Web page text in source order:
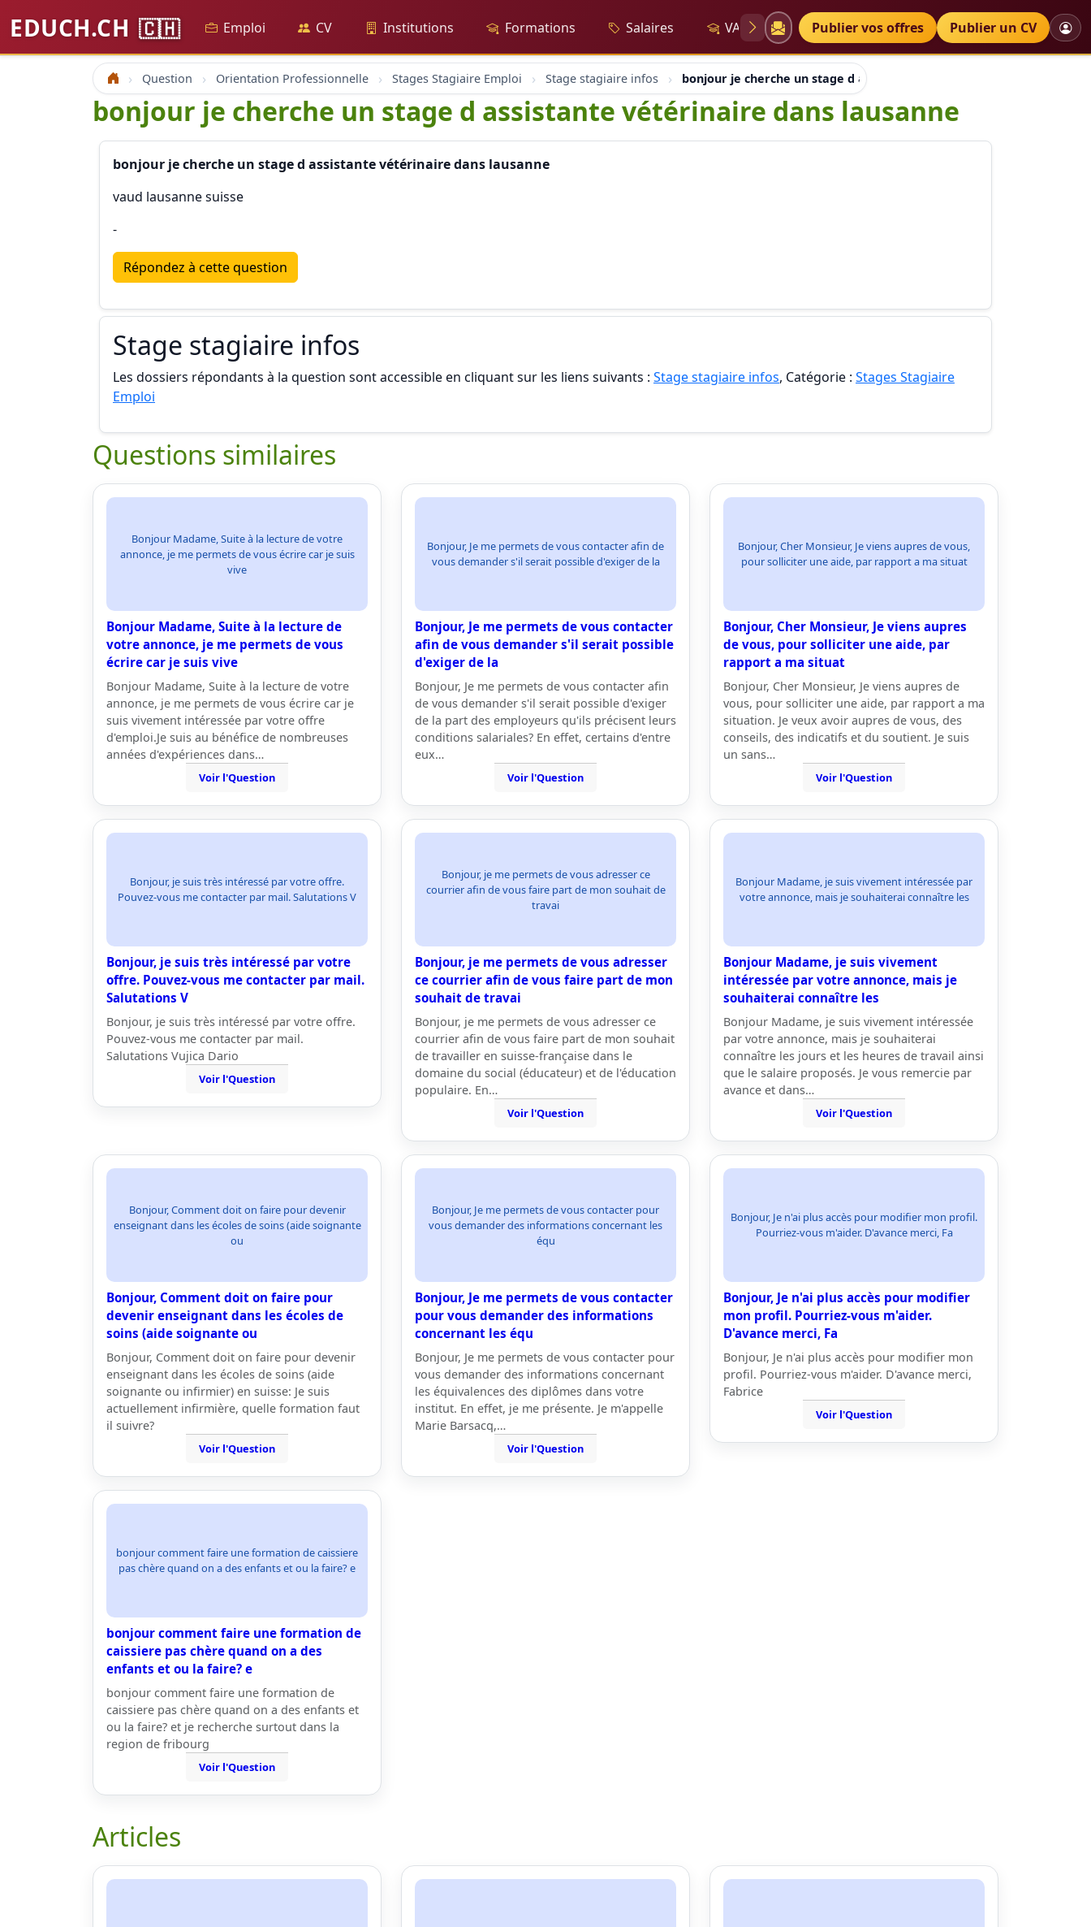
EDUCH.CH 🇨🇭 Emploi CV Institutions Formations Salaires VAE Diplômes Petites annonces
Publier vos offres Publier un CV
Accueil Question Orientation Professionnelle Stages Stagiaire Emploi Stage stagiaire infos bonjour je cherche un stage d assistante vétérinaire dans lausanne
bonjour je cherche un stage d assistante vétérinaire dans lausanne
bonjour je cherche un stage d assistante vétérinaire dans lausanne
vaud lausanne suisse
-
Répondez à cette question
Stage stagiaire infos
Les dossiers répondants à la question sont accessible en cliquant sur les liens suivants : Stage stagiaire infos, Catégorie : Stages Stagiaire
Emploi
Questions similaires
Bonjour Madame, Suite à la lecture de votre
annonce, je me permets de vous écrire car je suis
vive
Bonjour Madame, Suite à la lecture de
votre annonce, je me permets de vous
écrire car je suis vive
Bonjour Madame, Suite à la lecture de votre
annonce, je me permets de vous écrire car je
suis vivement intéressée par votre offre
d'emploi.Je suis au bénéfice de nombreuses
années d'expériences dans…
Voir l'Question
Bonjour, Je me permets de vous contacter afin de
vous demander s'il serait possible d'exiger de la
Bonjour, Je me permets de vous contacter
afin de vous demander s'il serait possible
d'exiger de la
Bonjour, Je me permets de vous contacter afin
de vous demander s'il serait possible d'exiger
de la part des employeurs qu'ils précisent leurs
conditions salariales? En effet, certains d'entre
eux…
Voir l'Question
Bonjour, Cher Monsieur, Je viens aupres de vous,
pour solliciter une aide, par rapport a ma situat
Bonjour, Cher Monsieur, Je viens aupres
de vous, pour solliciter une aide, par
rapport a ma situat
Bonjour, Cher Monsieur, Je viens aupres de
vous, pour solliciter une aide, par rapport a ma
situation. Je veux avoir aupres de vous, des
conseils, des indicatifs et du soutient. Je suis
un sans…
Voir l'Question
Bonjour, je suis très intéressé par votre offre.
Pouvez-vous me contacter par mail. Salutations V
Bonjour, je suis très intéressé par votre
offre. Pouvez-vous me contacter par mail.
Salutations V
Bonjour, je suis très intéressé par votre offre.
Pouvez-vous me contacter par mail.
Salutations Vujica Dario
Voir l'Question
Bonjour, je me permets de vous adresser ce
courrier afin de vous faire part de mon souhait de
travai
Bonjour, je me permets de vous adresser
ce courrier afin de vous faire part de mon
souhait de travai
Bonjour, je me permets de vous adresser ce
courrier afin de vous faire part de mon souhait
de travailler en suisse-française dans le
domaine du social (éducateur) et de l'éducation
populaire. En…
Voir l'Question
Bonjour Madame, je suis vivement intéressée par
votre annonce, mais je souhaiterai connaître les
Bonjour Madame, je suis vivement
intéressée par votre annonce, mais je
souhaiterai connaître les
Bonjour Madame, je suis vivement intéressée
par votre annonce, mais je souhaiterai
connaître les jours et les heures de travail ainsi
que le salaire proposés. Je vous remercie par
avance et dans…
Voir l'Question
Bonjour, Comment doit on faire pour devenir
enseignant dans les écoles de soins (aide soignante
ou
Bonjour, Comment doit on faire pour
devenir enseignant dans les écoles de
soins (aide soignante ou
Bonjour, Comment doit on faire pour devenir
enseignant dans les écoles de soins (aide
soignante ou infirmier) en suisse: Je suis
actuellement infirmière, quelle formation faut
il suivre?
Voir l'Question
Bonjour, Je me permets de vous contacter pour
vous demander des informations concernant les
équ
Bonjour, Je me permets de vous contacter
pour vous demander des informations
concernant les équ
Bonjour, Je me permets de vous contacter pour
vous demander des informations concernant
les équivalences des diplômes dans votre
institut. En effet, je me présente. Je m'appelle
Marie Barsacq,…
Voir l'Question
Bonjour, Je n'ai plus accès pour modifier mon profil.
Pourriez-vous m'aider. D'avance merci, Fa
Bonjour, Je n'ai plus accès pour modifier
mon profil. Pourriez-vous m'aider.
D'avance merci, Fa
Bonjour, Je n'ai plus accès pour modifier mon
profil. Pourriez-vous m'aider. D'avance merci,
Fabrice
Voir l'Question
bonjour comment faire une formation de caissiere
pas chère quand on a des enfants et ou la faire? e
bonjour comment faire une formation de
caissiere pas chère quand on a des
enfants et ou la faire? e
bonjour comment faire une formation de
caissiere pas chère quand on a des enfants et
ou la faire? et je recherche surtout dans la
region de fribourg
Voir l'Question
Articles